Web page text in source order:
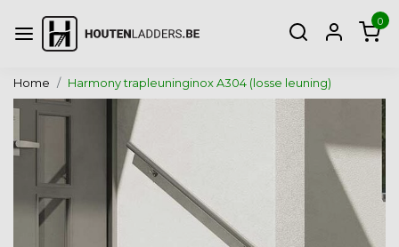
0
Home Harmony trapleuninginox A304 (losse leuning)